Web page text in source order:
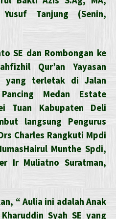
Tanjung (Senin,
SE dan Rombongan ke
Qur’an Yayasan
yang terletak di Jalan
Medan Estate
Tuan Kabupaten Deli
langsung Pengurus
Charles Rangkuti Mpdi
Munthe Spdi,
Ir Muliatno Suratman,
“ Aulia ini adalah Anak
Syah SE yang